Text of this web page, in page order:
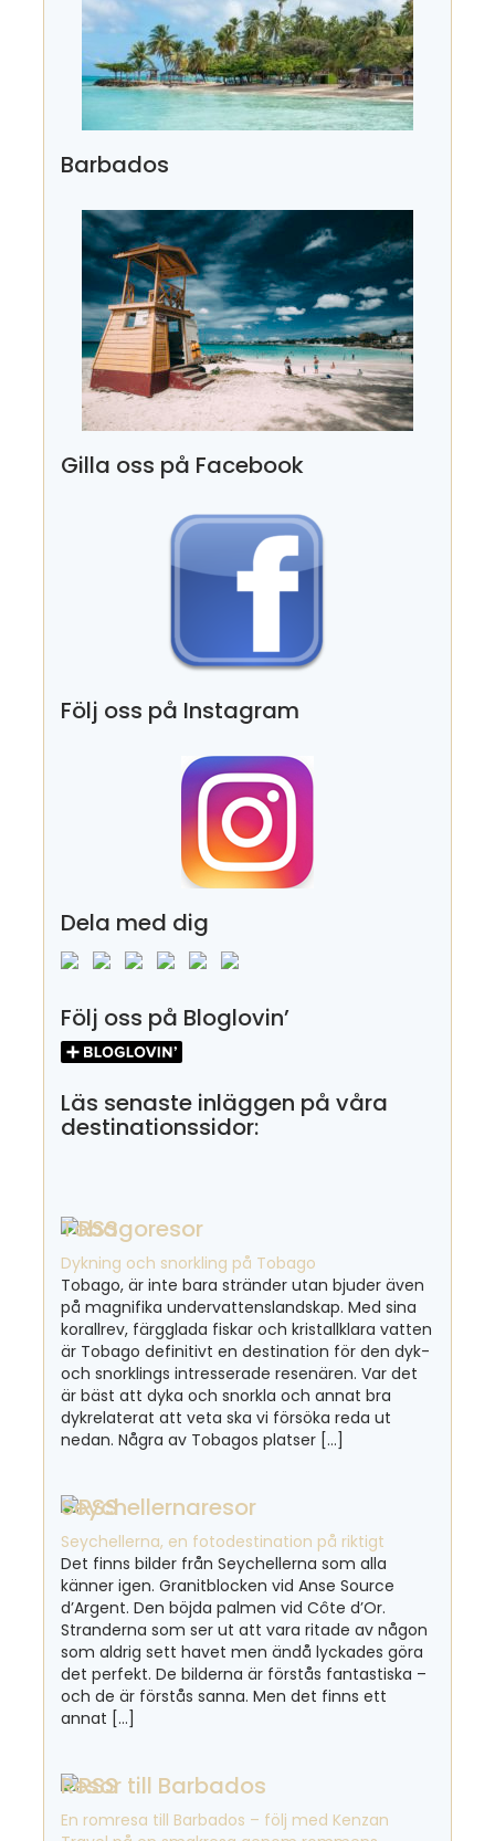
Barbados
Gilla oss på Facebook
Följ oss på Instagram
Dela med dig
Följ oss på Bloglovin’
Läs senaste inläggen på våra
destinationssidor:
Tobagoresor
Dykning och snorkling på Tobago
Tobago, är inte bara stränder utan bjuder även
på magnifika undervattenslandskap. Med sina
korallrev, färgglada fiskar och kristallklara vatten
är Tobago definitivt en destination för den dyk-
och snorklings intresserade resenären. Var det
är bäst att dyka och snorkla och annat bra
dykrelaterat att veta ska vi försöka reda ut
nedan. Några av Tobagos platser […]
Seychellernaresor
Seychellerna, en fotodestination på riktigt
Det finns bilder från Seychellerna som alla
känner igen. Granitblocken vid Anse Source
d’Argent. Den böjda palmen vid Côte d’Or.
Stranderna som ser ut att vara ritade av någon
som aldrig sett havet men ändå lyckades göra
det perfekt. De bilderna är förstås fantastiska –
och de är förstås sanna. Men det finns ett
annat […]
Resor till Barbados
En romresa till Barbados – följ med Kenzan